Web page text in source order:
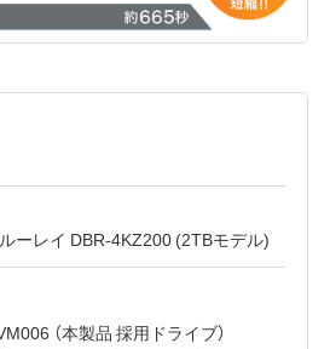
ーレイ DBR-4KZ200 (2TBモデル)
（本製品 採用ドライブ）